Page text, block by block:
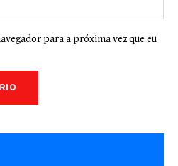
para a próxima vez que eu